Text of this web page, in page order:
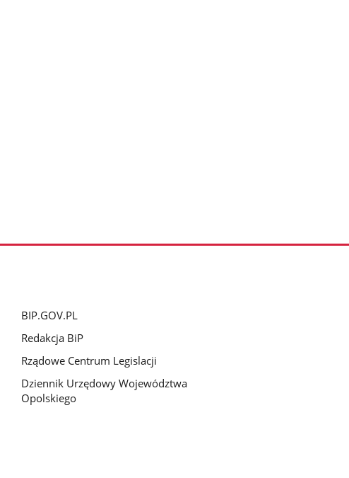
BIP.GOV.PL
Redakcja BiP
Rządowe Centrum Legislacji
Dziennik Urzędowy Województwa
Opolskiego